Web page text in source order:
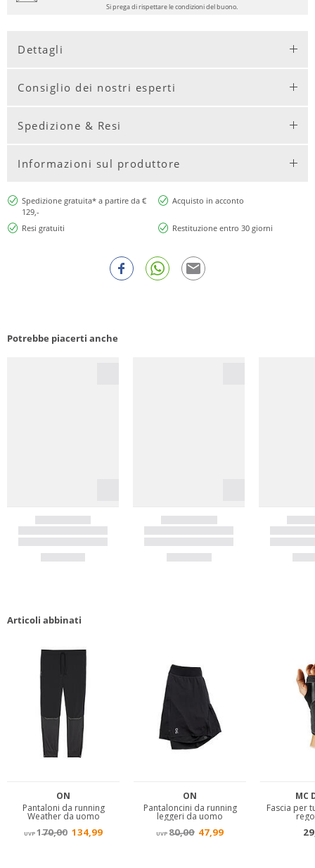
Si prega di rispettare le condizioni del buono.
Dettagli
Consiglio dei nostri esperti
Spedizione & Resi
Informazioni sul produttore
Spedizione gratuita* a partire da €
129,-
Acquisto in acconto
Resi gratuiti Restituzione entro 30 giorni
Potrebbe piacerti anche
Articoli abbinati